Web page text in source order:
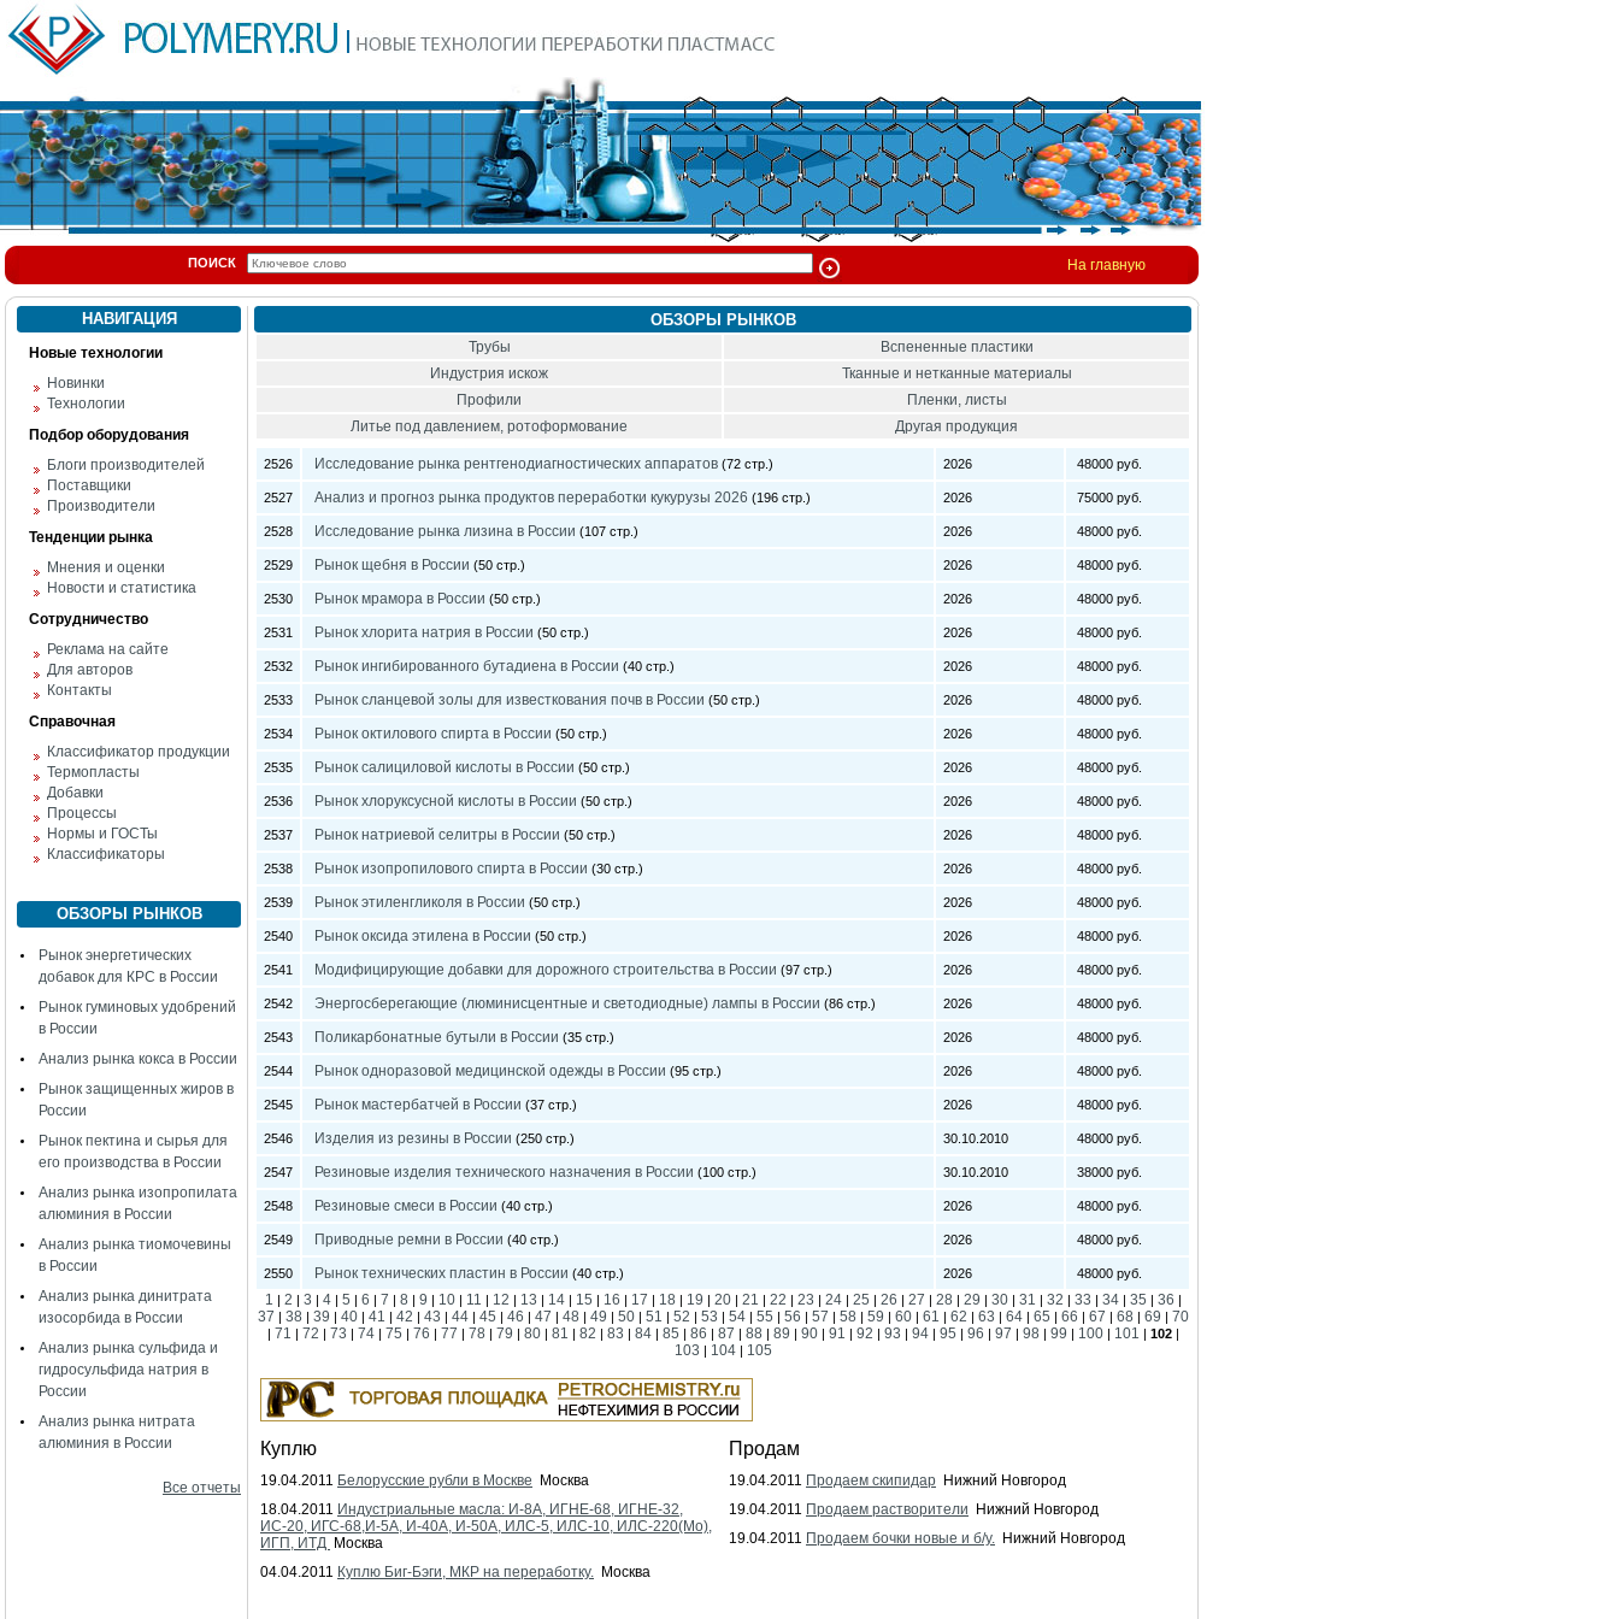
ПОИСК На главную
НАВИГАЦИЯ
Новые технологии
Новинки
Технологии
Подбор оборудования
Блоги производителей
Поставщики
Производители
Тенденции рынка
Мнения и оценки
Новости и статистика
Сотрудничество
Реклама на сайте
Для авторов
Контакты
Справочная
Классификатор продукции
Термопласты
Добавки
Процессы
Нормы и ГОСТы
Классификаторы
ОБЗОРЫ РЫНКОВ
Рынок энергетических
добавок для КРС в России
Рынок гуминовых удобрений
в России
Анализ рынка кокса в России
Рынок защищенных жиров в
России
Рынок пектина и сырья для
его производства в России
Анализ рынка изопропилата
алюминия в России
Анализ рынка тиомочевины
в России
Анализ рынка динитрата
изосорбида в России
Анализ рынка сульфида и
гидросульфида натрия в
России
Анализ рынка нитрата
алюминия в России
Все отчеты
ОБЗОРЫ РЫНКОВ
Трубы
Вспененные пластики
Индустрия искож
Тканные и нетканные материалы
Профили
Пленки, листы
Литье под давлением, ротоформование
Другая продукция
2526 Исследование рынка рентгенодиагностических аппаратов (72 стр.) 2026 48000 руб.
2527 Анализ и прогноз рынка продуктов переработки кукурузы 2026 (196 стр.) 2026 75000 руб.
2528 Исследование рынка лизина в России (107 стр.) 2026 48000 руб.
2529 Рынок щебня в России (50 стр.) 2026 48000 руб.
2530 Рынок мрамора в России (50 стр.) 2026 48000 руб.
2531 Рынок хлорита натрия в России (50 стр.) 2026 48000 руб.
2532 Рынок ингибированного бутадиена в России (40 стр.) 2026 48000 руб.
2533 Рынок сланцевой золы для известкования почв в России (50 стр.) 2026 48000 руб.
2534 Рынок октилового спирта в России (50 стр.) 2026 48000 руб.
2535 Рынок салициловой кислоты в России (50 стр.) 2026 48000 руб.
2536 Рынок хлоруксусной кислоты в России (50 стр.) 2026 48000 руб.
2537 Рынок натриевой селитры в России (50 стр.) 2026 48000 руб.
2538 Рынок изопропилового спирта в России (30 стр.) 2026 48000 руб.
2539 Рынок этиленгликоля в России (50 стр.) 2026 48000 руб.
2540 Рынок оксида этилена в России (50 стр.) 2026 48000 руб.
2541 Модифицирующие добавки для дорожного строительства в России (97 стр.) 2026 48000 руб.
2542 Энергосберегающие (люминисцентные и светодиодные) лампы в России (86 стр.) 2026 48000 руб.
2543 Поликарбонатные бутыли в России (35 стр.) 2026 48000 руб.
2544 Рынок одноразовой медицинской одежды в России (95 стр.) 2026 48000 руб.
2545 Рынок мастербатчей в России (37 стр.) 2026 48000 руб.
2546 Изделия из резины в России (250 стр.) 30.10.2010 48000 руб.
2547 Резиновые изделия технического назначения в России (100 стр.) 30.10.2010 38000 руб.
2548 Резиновые смеси в России (40 стр.) 2026 48000 руб.
2549 Приводные ремни в России (40 стр.) 2026 48000 руб.
2550 Рынок технических пластин в России (40 стр.) 2026 48000 руб.
1 | 2 | 3 | 4| 5 | 6 | 7 | 8 | 9 | 10| 11 | 12 | 13 | 14| 15 | 16 | 17 | 18 | 19 | 20| 21 | 22 | 23 | 24| 25 | 26 | 27 | 28 | 29 | 30| 31 | 32 | 33 | 34| 35 | 36 |
37 | 38 | 39 | 40| 41 | 42 | 43 | 44| 45 | 46 | 47 | 48 | 49 | 50| 51 | 52 | 53 | 54| 55 | 56 | 57 | 58 | 59 | 60| 61 | 62 | 63 | 64| 65 | 66 | 67 | 68 | 69 | 70
| 71 | 72 | 73 | 74| 75 | 76 | 77 | 78 | 79 | 80| 81 | 82 | 83 | 84| 85 | 86 | 87 | 88 | 89 | 90| 91 | 92 | 93 | 94| 95 | 96 | 97 | 98 | 99 | 100| 101 | 102|
103 | 104| 105
Куплю
19.04.2011 Белорусские рубли в Москве Москва
18.04.2011 Индустриальные масла: И-8А, ИГНЕ-68, ИГНЕ-32,
ИС-20, ИГС-68,И-5А, И-40А, И-50А, ИЛС-5, ИЛС-10, ИЛС-220(Мо),
ИГП, ИТД Москва
04.04.2011 Куплю Биг-Бэги, МКР на переработку. Москва
Продам
19.04.2011 Продаем скипидар Нижний Новгород
19.04.2011 Продаем растворители Нижний Новгород
19.04.2011 Продаем бочки новые и б/у. Нижний Новгород